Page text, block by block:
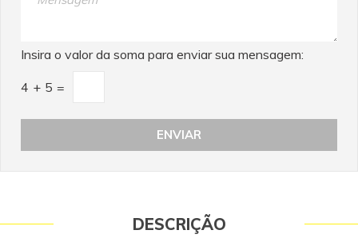
Insira o valor da soma para enviar sua mensagem:
4 + 5 =
DESCRIÇÃO